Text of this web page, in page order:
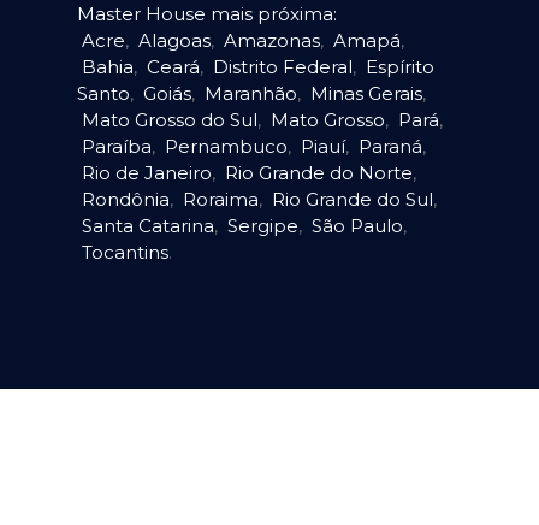
Master House mais próxima:
Acre, Alagoas, Amazonas, Amapá,
Bahia, Ceará, Distrito Federal, Espírito
Santo, Goiás, Maranhão, Minas Gerais,
Mato Grosso do Sul, Mato Grosso, Pará,
Paraíba, Pernambuco, Piauí, Paraná,
Rio de Janeiro, Rio Grande do Norte,
Rondônia, Roraima, Rio Grande do Sul,
Santa Catarina, Sergipe, São Paulo,
Tocantins.